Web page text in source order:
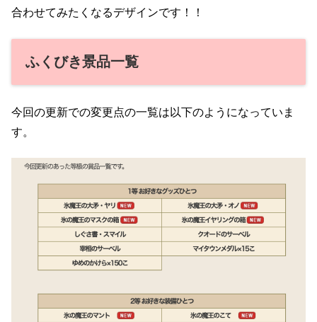
合わせてみたくなるデザインです！！
ふくびき景品一覧
今回の更新での変更点の一覧は以下のようになっていま
す。